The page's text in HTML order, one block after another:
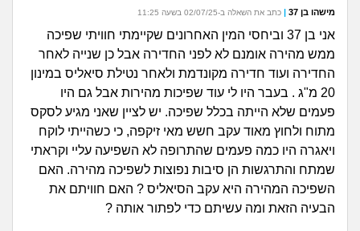
עצות חדשות
מה קורה כאן?
מתחם הטיפים
מדורים
זוגיות
היריון ולידה
חיפוש שאלות
הרשמה |
מישהו בן 37 | כתב את השאלה ב-02/07/25 בשעה 11:25
אני בן 37 וביחסי המין האחרונים שקיימתי חוויתי שפיכה
ממש מהירה אומנם לא לפני החדירה אבל כן שנייה לאחר
החדירה ועוד חדירה מקונדמת ולאחר נטילת סיאליס במינון
20 מ"ג . בעבר היו לי עוד שפיכות מהירות אבל גם היו
פעמים שלא הייתה בכלל שפיכה. יש לציין שאני מגיע לסקס
מתוח ולחוץ מאוד עקב חשש מאי זיקפה, כי כשהייתי לוקח
ויאגרה היו כמה פעמים שהתרופה לא השפיעה עליי וקראתי
שמתח והתרגשות הן סיבות נפוצות לשפיכה מהירה. האם
השפיכה המהירה היא עקב הסיאליס ? האם חוויתם את
הבעיה הזאת ומה עשיתם כדי לפתור אותה ?